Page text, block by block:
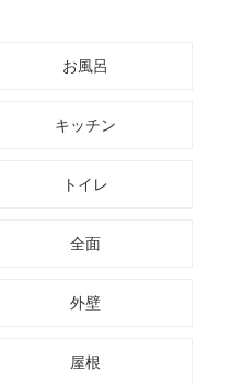
お問い合わせ
お風呂
キッチン
トイレ
全面
外壁
屋根